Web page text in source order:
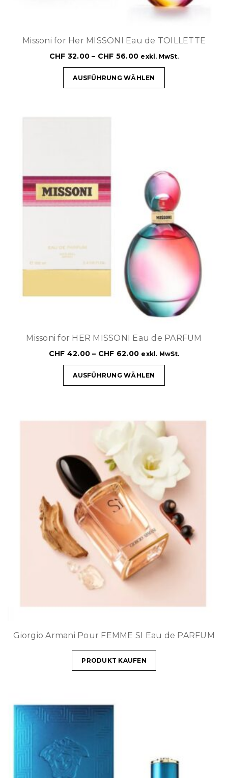
Missoni for Her MISSONI Eau de TOILLETTE
CHF 32.00 – CHF 56.00 exkl. MwSt.
AUSFÜHRUNG WÄHLEN
Missoni for HER MISSONI Eau de PARFUM
CHF 42.00 – CHF 62.00 exkl. MwSt.
AUSFÜHRUNG WÄHLEN
Giorgio Armani Pour FEMME SI Eau de PARFUM
PRODUKT KAUFEN